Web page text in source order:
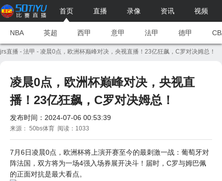
首页 直播 录像 资讯 视频
NBA 英超 西甲 意甲 法甲 德甲
jrs直播 - 法甲 - 凌晨0点，欧洲杯巅峰对决，央视直播！23亿狂飙，C罗对决姆总！
凌晨0点，欧洲杯巅峰对决，央视直
播！23亿狂飙，C罗对决姆总！
发布时间：2024-07-06 00:53:39
来源： 50bs体育 阅读：1033
7月6日凌晨0点，欧洲杯将上演开赛至今的最刺激一战：葡萄牙对
阵法国，双方将为一场4强入场券展开决斗！届时，C罗与姆巴佩
的正面对抗是最大看点。